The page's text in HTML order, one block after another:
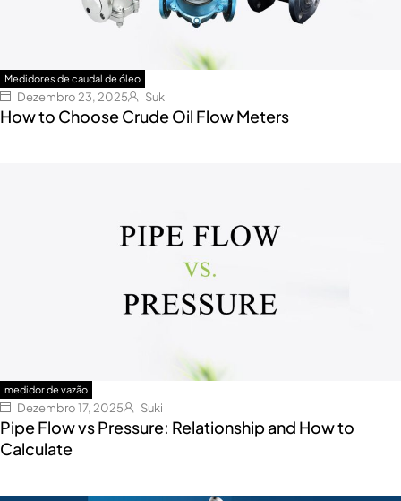
Medidores de caudal de óleo
Dezembro 23, 2025 Suki
How to Choose Crude Oil Flow Meters
medidor de vazão
Dezembro 17, 2025 Suki
Pipe Flow vs Pressure: Relationship and How to
Calculate